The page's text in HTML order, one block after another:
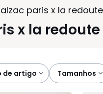
paris x la
x la
de artigo tamanhos